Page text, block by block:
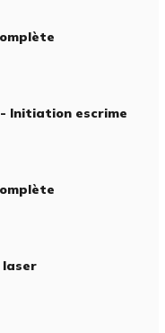
Initiation escrime
laser